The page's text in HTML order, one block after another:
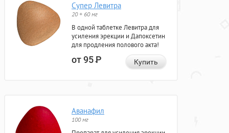
Супер Левитра
20 + 60 мг
В одной таблетке Левитра для
усиления эрекции и Дапоксетин
для продления полового акта!
от 95Р Купить
Аванафил
100 мг